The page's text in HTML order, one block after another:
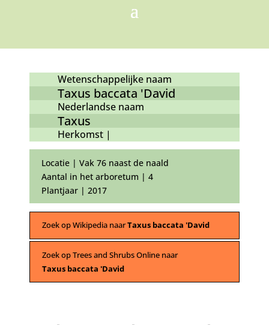
Wetenschappelijke naam
Taxus baccata 'David
Nederlandse naam
Taxus
Herkomst |
Locatie | Vak 76 naast de naald
Aantal in het arboretum | 4
Plantjaar | 2017
Zoek op Wikipedia naarTaxus baccata 'David
Zoek op Trees and Shrubs Online naar
Taxus baccata 'David